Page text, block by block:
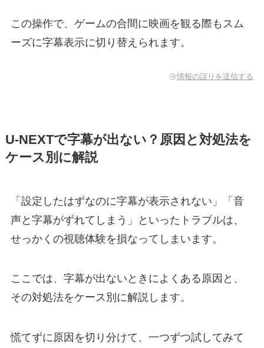
この操作で、ゲームの合間に映画を観る際もスム
ーズに字幕表示に切り替えられます。
情報の誤りを送信する
U-NEXTで字幕が出ない？原因と対処法を
ケース別に解説
「設定したはずなのに字幕が表示されない」「音
声と字幕がずれてしまう」といったトラブルは、
せっかくの視聴体験を損なってしまいます。
ここでは、字幕が出ないときによくある原因と、
その対処法をケース別に解説します。
慌てずに原因を切り分けて、一つずつ試してみて